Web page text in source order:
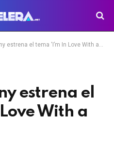
el tema ‘I’m In Love With a Monster’
estrena el
With a